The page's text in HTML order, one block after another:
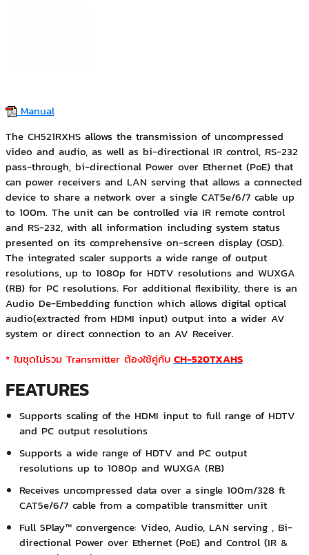
Manual
The CH521RXHS allows the transmission of uncompressed
video and audio, as well as bi-directional IR control, RS-232
pass-through, bi-directional Power over Ethernet (PoE) that
can power receivers and LAN serving that allows a connected
device to share a network over a single CAT5e/6/7 cable up
to 100m. The unit can be controlled via IR remote control
and RS-232, with all information including system status
presented on its comprehensive on-screen display (OSD).
The integrated scaler supports a wide range of output
resolutions, up to 1080p for HDTV resolutions and WUXGA
(RB) for PC resolutions. For additional flexibility, there is an
Audio De-Embedding function which allows digital optical
audio(extracted from HDMI input) output into a wider AV
system or direct connection to an AV Receiver.
* ในชุดไม่รวม Transmitter ต้องใช้คู่กับ CH-520TXAHS
FEATURES
Supports scaling of the HDMI input to full range of HDTV
and PC output resolutions
Supports a wide range of HDTV and PC output
resolutions up to 1080p and WUXGA (RB)
Receives uncompressed data over a single 100m/328 ft
CAT5e/6/7 cable from a compatible transmitter unit
Full 5Play™ convergence: Video, Audio, LAN serving , Bi-
directional Power over Ethernet (PoE) and Control (IR &